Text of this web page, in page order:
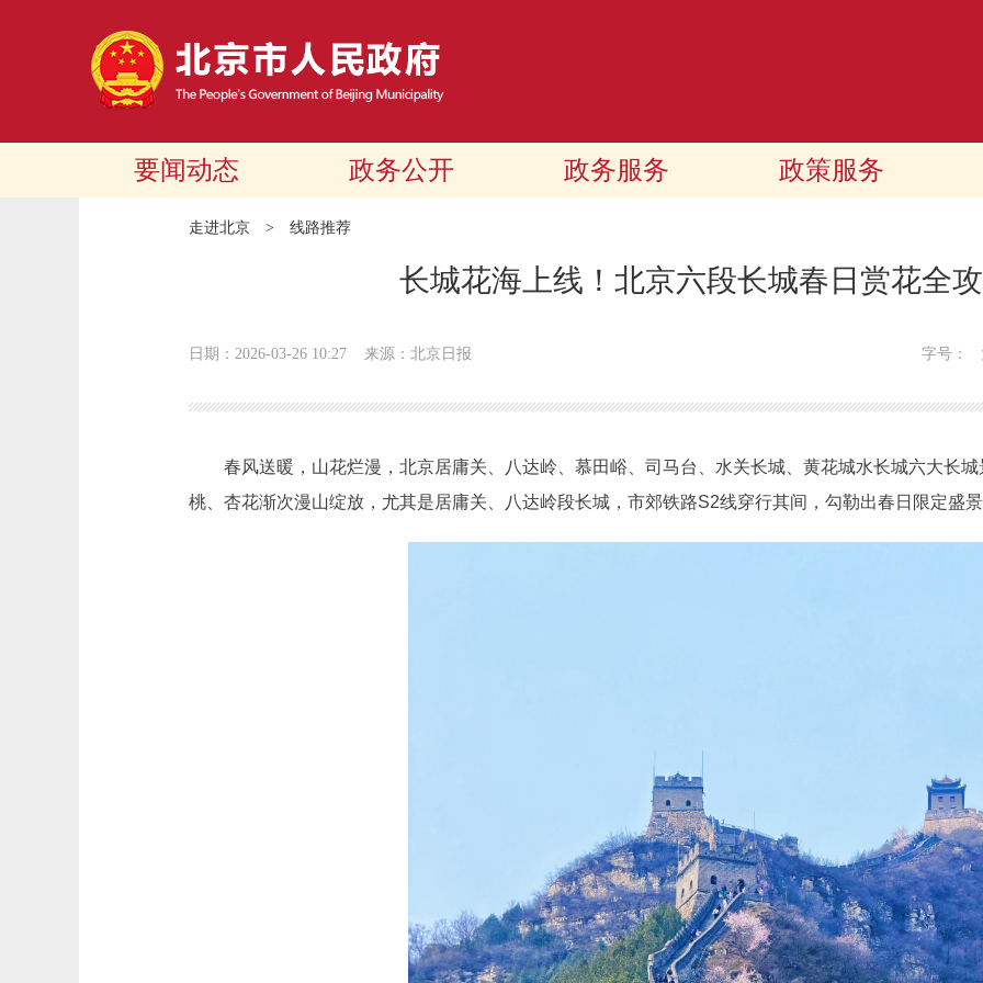
要闻动态 政务公开 政务服务 政策服务
走进北京 > 线路推荐
长城花海上线！北京六段长城春日赏花全
日期：2026-03-26 10:27 来源：北京日报 字号：
春风送暖，山花烂漫，北京居庸关、八达岭、慕田峪、司马台、水关长城、黄花城水长城六大长城
桃、杏花渐次漫山绽放，尤其是居庸关、八达岭段长城，市郊铁路S2线穿行其间，勾勒出春日限定盛